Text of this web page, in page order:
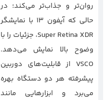
روان‌تر و جذاب‌تر می‌کند؛ در
حالی که آیفون ۱۳ با نمایشگر
Super Retina XDR، جزئیات را با
وضوح بالا نمایش می‌دهد.
VSCO از قابلیت‌های دوربین
پیشرفته هر دو دستگاه بهره
می‌برد و ابزارهایی مانند